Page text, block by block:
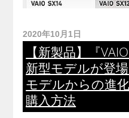
2020年10月1日
【新製品】『
新型モデルが登
モデルからの進
購入方法